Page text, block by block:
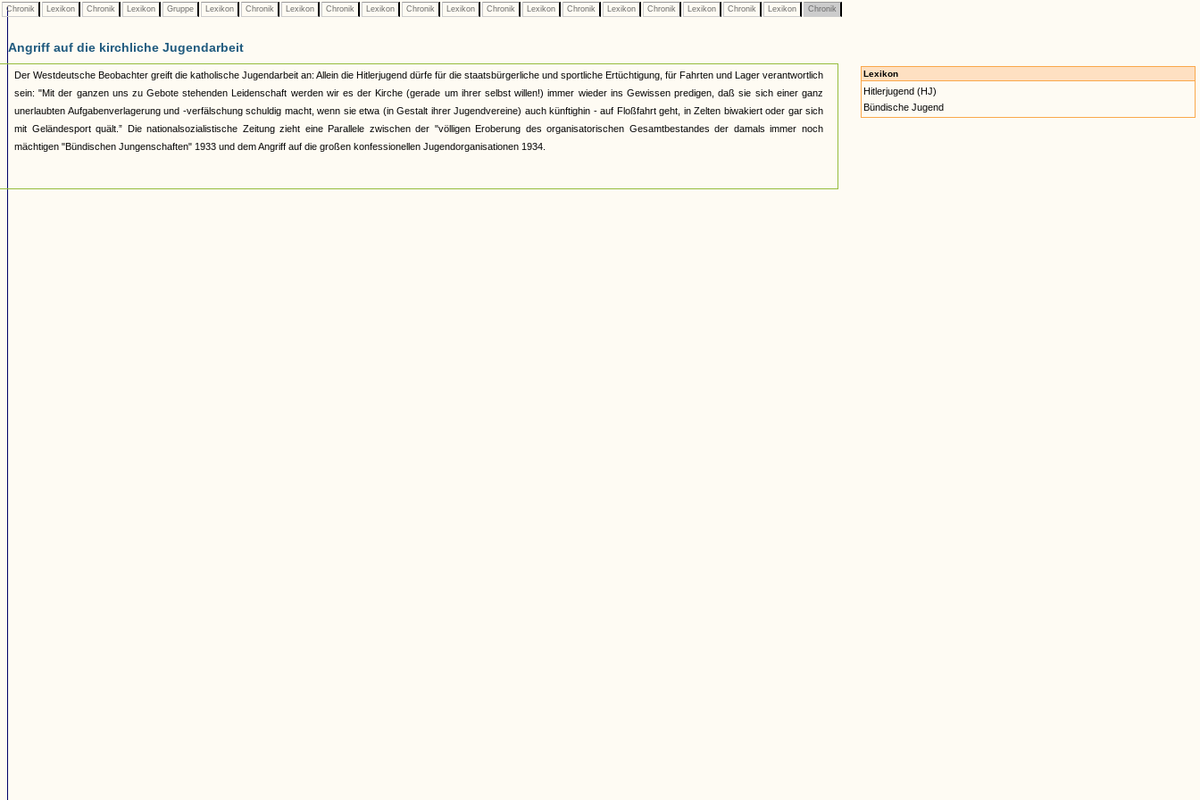
Chronik Lexikon Chronik Lexikon Gruppe Lexikon Chronik Lexikon Chronik Lexikon Chronik Lexikon Chronik Lexikon Chronik Lexikon Chronik Lexikon Chronik Lexikon Chronik
Angriff auf die kirchliche Jugendarbeit
Der Westdeutsche Beobachter greift die katholische Jugendarbeit an: Allein die Hitlerjugend dürfe für die staatsbürgerliche und sportliche Ertüchtigung, für Fahrten und Lager verantwortlich
sein: "Mit der ganzen uns zu Gebote stehenden Leidenschaft werden wir es der Kirche (gerade um ihrer selbst willen!) immer wieder ins Gewissen predigen, daß sie sich einer ganz
unerlaubten Aufgabenverlagerung und -verfälschung schuldig macht, wenn sie etwa (in Gestalt ihrer Jugendvereine) auch künftighin - auf Floßfahrt geht, in Zelten biwakiert oder gar sich
mit Geländesport quält.” Die nationalsozialistische Zeitung zieht eine Parallele zwischen der "völligen Eroberung des organisatorischen Gesamtbestandes der damals immer noch
mächtigen "Bündischen Jungenschaften" 1933 und dem Angriff auf die großen konfessionellen Jugendorganisationen 1934.
Lexikon
Hitlerjugend (HJ)
Bündische Jugend